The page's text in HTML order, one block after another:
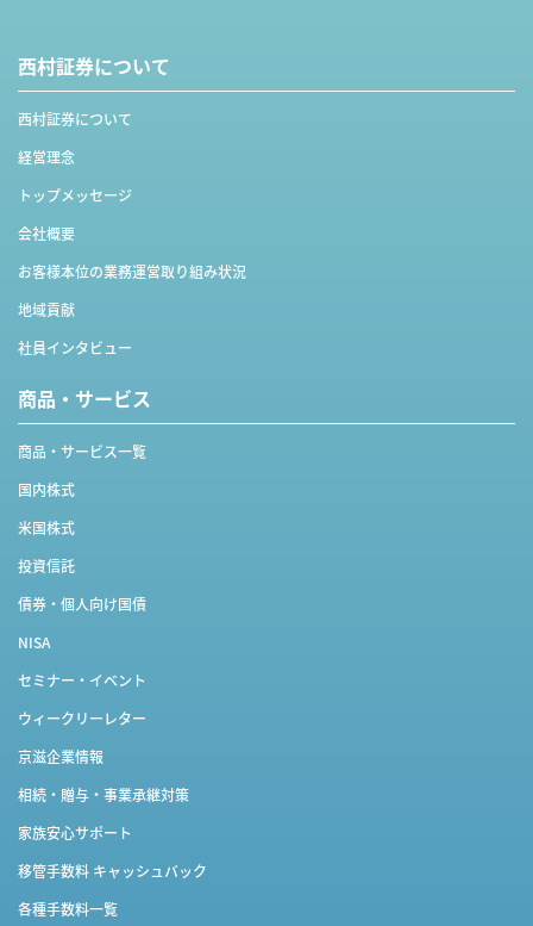
西村証券について
西村証券について
経営理念
トップメッセージ
会社概要
お客様本位の業務運営取り組み状況
地域貢献
社員インタビュー
商品・サービス
商品・サービス一覧
国内株式
米国株式
投資信託
債券・個人向け国債
NISA
セミナー・イベント
ウィークリーレター
京滋企業情報
相続・贈与・事業承継対策
家族安心サポート
移管手数料 キャッシュバック
各種手数料一覧